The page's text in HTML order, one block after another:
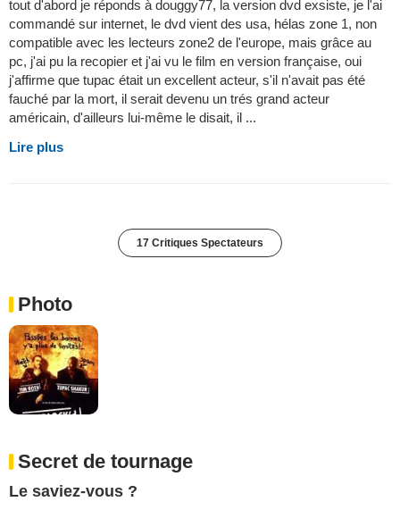
tout d'abord je réponds à douggy77, la version dvd exsiste, je l'ai
commandé sur internet, le dvd vient des usa, hélas zone 1, non
compatible avec les lecteurs zone2 de l'europe, mais grâce au
pc, j'ai pu la recopier et j'ai vu le film en version française, oui
j'affirme que tupac était un excellent acteur, s'il n'avait pas été
fauché par la mort, il serait devenu un trés grand acteur
américain, d'ailleurs lui-même le disait, il ...
Lire plus
17 Critiques Spectateurs
Photo
Secret de tournage
Le saviez-vous ?